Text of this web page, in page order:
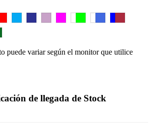
puede variar según el monitor que utilice
de llegada de Stock